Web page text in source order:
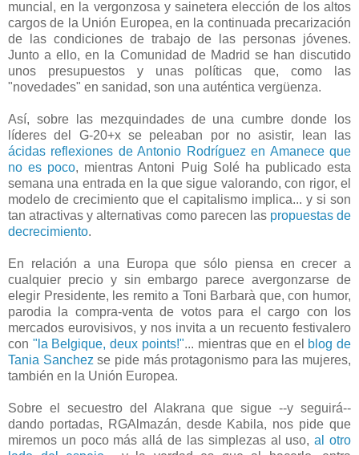
muncial, en la vergonzosa y sainetera elección de los altos
cargos de la Unión Europea, en la continuada precarización
de las condiciones de trabajo de las personas jóvenes.
Junto a ello, en la Comunidad de Madrid se han discutido
unos presupuestos y unas políticas que, como las
"novedades" en sanidad, son una auténtica vergüenza.
Así, sobre las mezquindades de una cumbre donde los
líderes del G-20+x se peleaban por no asistir, lean las
ácidas reflexiones de Antonio Rodríguez en Amanece que
no es poco, mientras Antoni Puig Solé ha publicado esta
semana una entrada en la que sigue valorando, con rigor, el
modelo de crecimiento que el capitalismo implica... y si son
tan atractivas y alternativas como parecen las propuestas de
decrecimiento.
En relación a una Europa que sólo piensa en crecer a
cualquier precio y sin embargo parece avergonzarse de
elegir Presidente, les remito a Toni Barbarà que, con humor,
parodia la compra-venta de votos para el cargo con los
mercados eurovisivos, y nos invita a un recuento festivalero
con "la Belgique, deux points!"... mientras que en el blog de
Tania Sanchez se pide más protagonismo para las mujeres,
también en la Unión Europea.
Sobre el secuestro del Alakrana que sigue --y seguirá--
dando portadas, RGAlmazán, desde Kabila, nos pide que
miremos un poco más allá de las simplezas al uso,al otro